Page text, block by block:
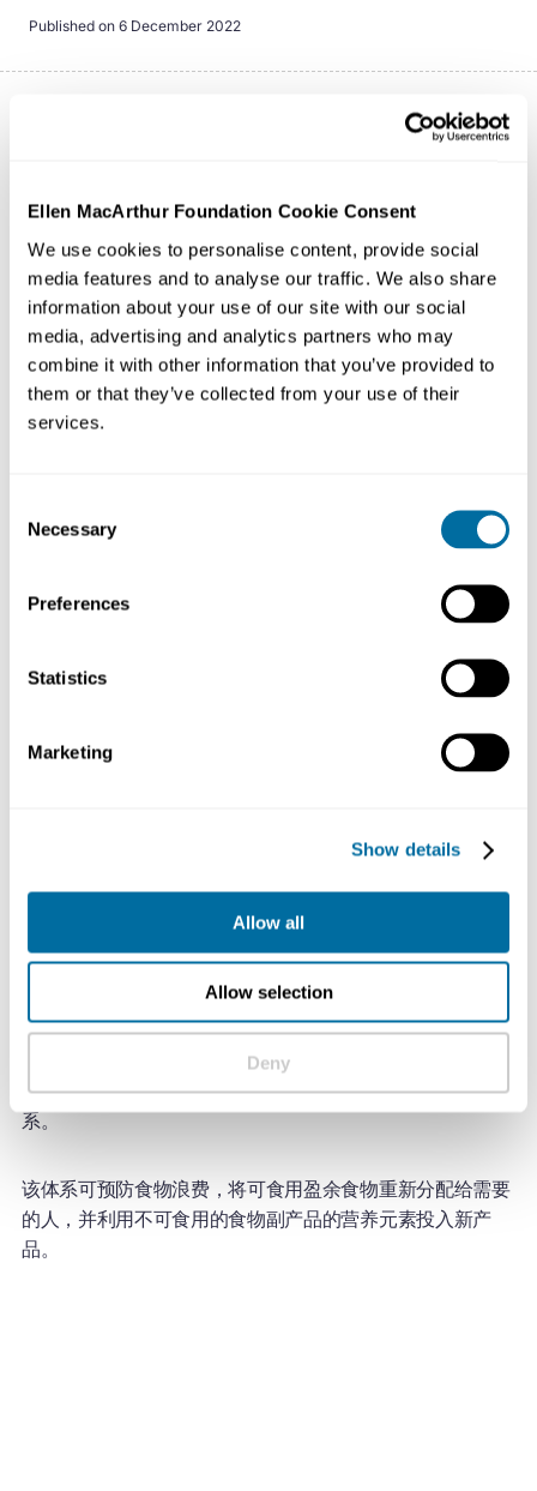
Ellen MacArthur Foundation Cookie Consent
We use cookies to personalise content, provide social
media features and to analyse our traffic. We also share
information about your use of our site with our social
media, advertising and analytics partners who may
combine it with other information that you’ve provided to
them or that they’ve collected from your use of their
services.
Selection
Necessary
Preferences
Statistics
Marketing
Show details
Allow all
Allow selection
Deny
Published on 6 December 2022
是可实现的，并与此同时为所有人提供健康营养的食
物。
当前的食物体系并不能促进全人类福祉，还会在诸多层面危
及环境。工业化农业实践使其成为温室气体排放和污染的主
要来源，同时也正在导致物种灭绝。
如何构建更完善的食物体系
再生性食物生产
然蓬勃发展的食物体系。
再生性食物生产意味着以自然向好的方式种植粮食，如维持
健康和稳定的土壤，改善当地生物多样性，改善空气和水
以便使农田更接近森林和原生草原等自然生态系统，为各种
生物提供栖息地。
消除食物浪费
循环经济可帮助我们建立一个不会产生食物废弃的食物体
系。
该体系可预防食物浪费，将可食用盈余食物重新分配给需要
的人，并利用不可食用的食物副产品的营养元素投入新产
品。